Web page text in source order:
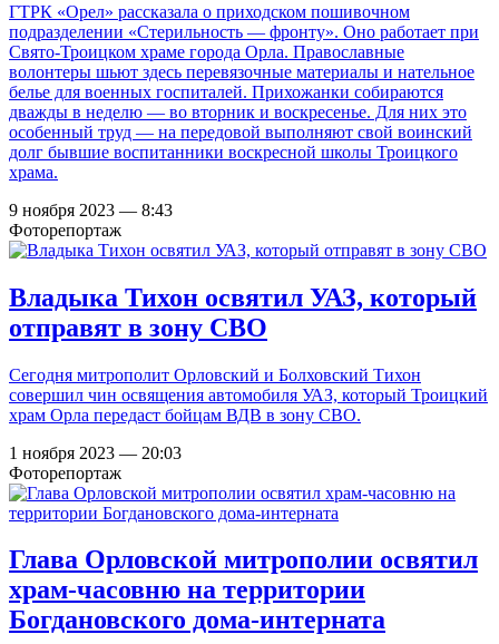
ГТРК «Орел» рассказала о приходском пошивочном
подразделении «Стерильность — фронту». Оно работает при
Свято-Троицком храме города Орла. Православные
волонтеры шьют здесь перевязочные материалы и нательное
белье для военных госпиталей. Прихожанки собираются
дважды в неделю — во вторник и воскресенье. Для них это
особенный труд — на передовой выполняют свой воинский
долг бывшие воспитанники воскресной школы Троицкого
храма.
9 ноября 2023 — 8:43
Фоторепортаж
Владыка Тихон освятил УАЗ, который
отправят в зону СВО
Сегодня митрополит Орловский и Болховский Тихон
совершил чин освящения автомобиля УАЗ, который Троицкий
храм Орла передаст бойцам ВДВ в зону СВО.
1 ноября 2023 — 20:03
Фоторепортаж
Глава Орловской митрополии освятил
храм-часовню на территории
Богдановского дома-интерната